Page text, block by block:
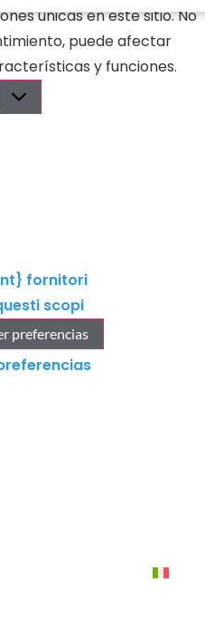
únicas en este sitio. No
puede afectar
y funciones.
fornitori
scopi
preferencias